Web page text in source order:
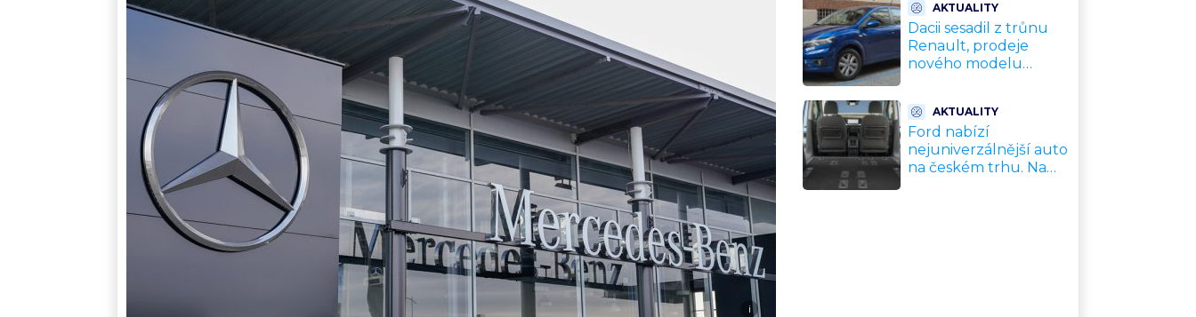
i
být nejsilnější
AKTUALITY
Dacii sesadil z trůnu
Renault, prodeje
nového modelu
jedou svojí pohádku
AKTUALITY
Ford nabízí
nejuniverzálnější auto
na českém trhu. Na